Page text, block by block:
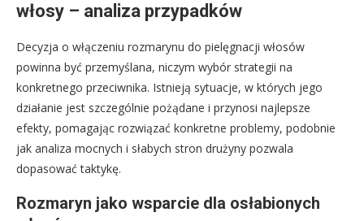
włosy – analiza przypadków
Decyzja o włączeniu rozmarynu do pielęgnacji włosów
powinna być przemyślana, niczym wybór strategii na
konkretnego przeciwnika. Istnieją sytuacje, w których jego
działanie jest szczególnie pożądane i przynosi najlepsze
efekty, pomagając rozwiązać konkretne problemy, podobnie
jak analiza mocnych i słabych stron drużyny pozwala
dopasować taktykę.
Rozmaryn jako wsparcie dla osłabionych